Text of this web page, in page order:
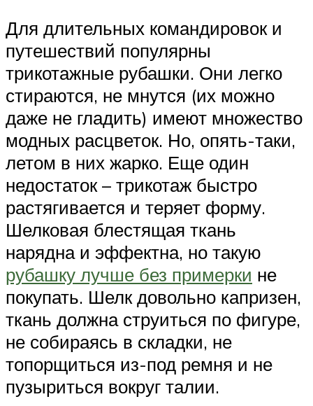
Для длительных командировок и
путешествий популярны
трикотажные рубашки. Они легко
стираются, не мнутся (их можно
даже не гладить) имеют множество
модных расцветок. Но, опять-таки,
летом в них жарко. Еще один
недостаток – трикотаж быстро
растягивается и теряет форму.
Шелковая блестящая ткань
нарядна и эффектна, но такую
рубашку лучше без примерки не
покупать. Шелк довольно капризен,
ткань должна струиться по фигуре,
не собираясь в складки, не
топорщиться из-под ремня и не
пузыриться вокруг талии.